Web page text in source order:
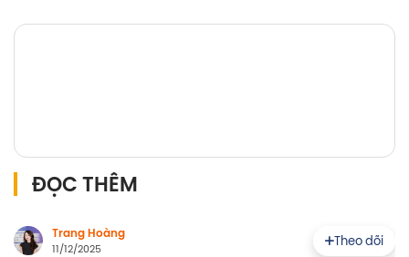
ĐỌC THÊM
Trang Hoàng
11/12/2025
Theo dõi